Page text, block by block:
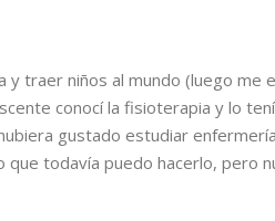
traer niños al mundo (luego me
conocí la fisioterapia y lo
gustado estudiar
que todavía puedo hacerlo, pero